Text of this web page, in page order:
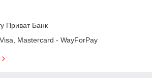
Приват Банк
Mastercard - WayForPay